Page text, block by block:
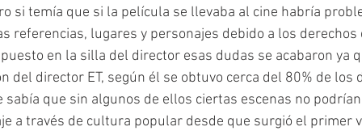
si temía que si la película se llevaba al cine habría
referencias, lugares y personajes debido a los
en la silla del director esas dudas se acabaron ya
del director ET, según él se obtuvo cerca del 80% de los
sabía que sin algunos de ellos ciertas escenas no
a través de cultura popular desde que surgió el primer